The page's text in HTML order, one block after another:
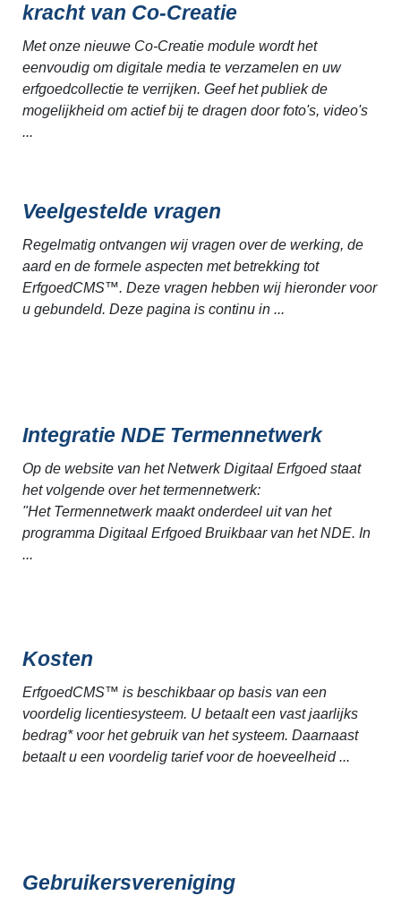
kracht van Co-Creatie
Met onze nieuwe Co-Creatie module wordt het
eenvoudig om digitale media te verzamelen en uw
erfgoedcollectie te verrijken. Geef het publiek de
mogelijkheid om actief bij te dragen door foto's, video's
...
Veelgestelde vragen
Regelmatig ontvangen wij vragen over de werking, de
aard en de formele aspecten met betrekking tot
ErfgoedCMS™. Deze vragen hebben wij hieronder voor
u gebundeld. Deze pagina is continu in ...
Integratie NDE Termennetwerk
Op de website van het Netwerk Digitaal Erfgoed staat
het volgende over het termennetwerk:
"Het Termennetwerk maakt onderdeel uit van het
programma Digitaal Erfgoed Bruikbaar van het NDE. In
...
Kosten
ErfgoedCMS™ is beschikbaar op basis van een
voordelig licentiesysteem. U betaalt een vast jaarlijks
bedrag* voor het gebruik van het systeem. Daarnaast
betaalt u een voordelig tarief voor de hoeveelheid ...
Gebruikersvereniging